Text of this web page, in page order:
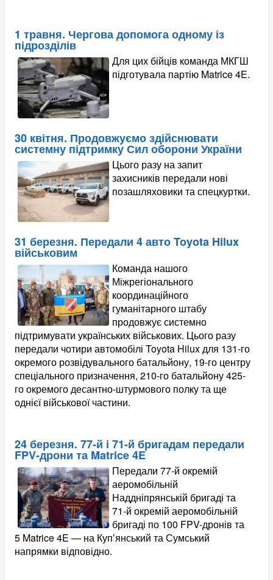
1 травня. Чергова допомога одному із
підрозділів
Для цих бійців команда МКГШ
підготувала партію Matrice 4E.
30 квітня. Продовжуємо здійснювати
системну підтримку Сил оборони України
Цього разу на запит
захисників передали нові
позашляховики та спецкуртки.
31 березня. Передали 4 авто Toyota Hilux
військовим
Команда нашого
Міжрегіонального
координаційного
гуманітарного штабу
продовжує системно
підтримувати українських військових. Цього разу
передали чотири автомобілі Toyota Hilux для 131-го
окремого розвідувального батальйону, 19-го центру
спеціального призначення, 210-го батальйону 425-
го окремого десантно-штурмового полку та ще
однієї військової частини.
24 березня. 77-й і 71-й бригадам передали
FPV-дрони та Matrice 4E
Передали 77-й окремій
аеромобільній
Наддніпрянській бригаді та
71-й окремій аеромобільній
бригаді по 100 FPV-дронів та
5 Matrice 4E — на Купʼянський та Сумський
напрямки відповідно.